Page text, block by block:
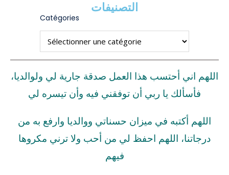
التصنيفات
Catégories
اللهم اني أحتسب هذا العمل صدقة جارية لي ولوالديا،
فأسألك يا ربي أن توفقني فيه وأن تيسره لي
اللهم أكتبه في ميزان حسناتي ووالديا وارفع به من
درجاتنا، اللهم احفظ لي من أحب ولا ترني مكروها
فيهم